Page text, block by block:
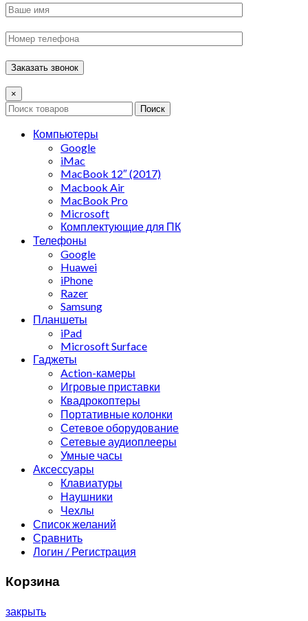
×
Поиск
Компьютеры
Google
iMac
MacBook 12″ (2017)
Macbook Air
MacBook Pro
Microsoft
Комплектующие для ПК
Телефоны
Google
Huawei
iPhone
Razer
Samsung
Планшеты
iPad
Microsoft Surface
Гаджеты
Action-камеры
Игровые приставки
Квадрокоптеры
Портативные колонки
Сетевое оборудование
Сетевые аудиоплееры
Умные часы
Аксессуары
Клавиатуры
Наушники
Чехлы
Список желаний
Сравнить
Логин / Регистрация
Корзина
закрыть